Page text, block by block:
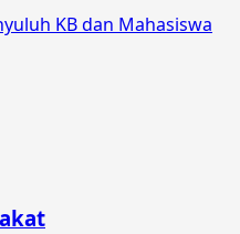
KB dan Mahasiswa